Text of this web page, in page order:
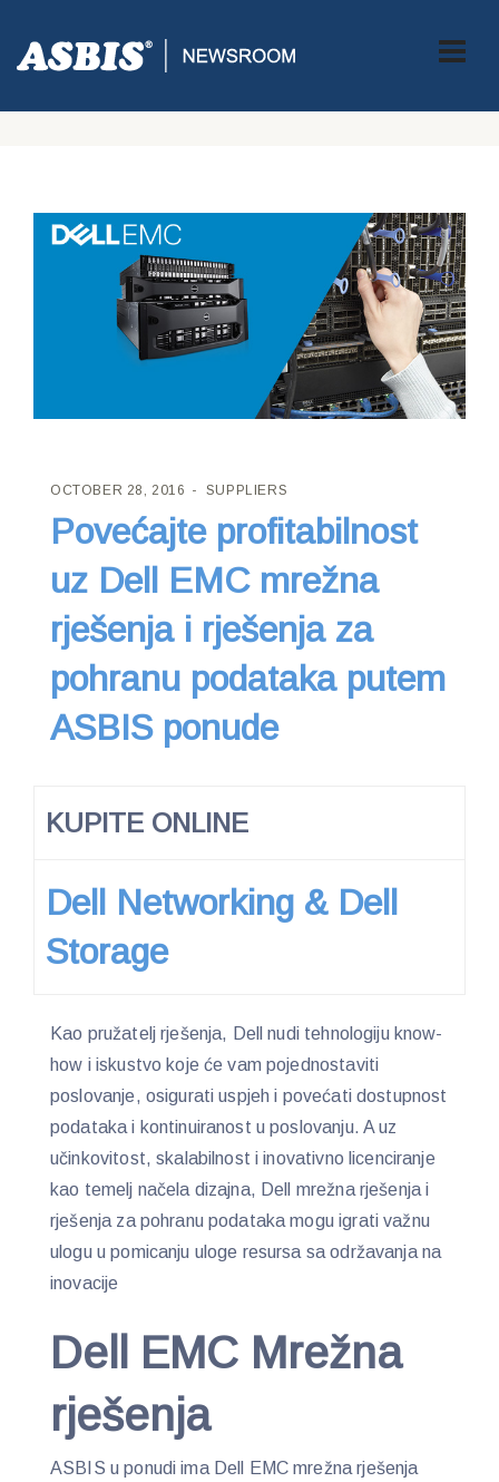
ASBIS CROATIA> SUPPLIERS> POVEĆAJTE PROFITABILNOST
UZ DELL EMC MREŽNA RJEŠENJA I RJEŠENJA ZA POHRANU
OCTOBER 28, 2016 SUPPLIERS
Povećajte profitabilnost
uz Dell EMC mrežna
rješenja i rješenja za
pohranu podataka putem
ASBIS ponude
KUPITE ONLINE
Dell Networking & Dell
Storage
Kao pružatelj rješenja, Dell nudi tehnologiju know-
how i iskustvo koje će vam pojednostaviti
poslovanje, osigurati uspjeh i povećati dostupnost
podataka i kontinuiranost u poslovanju. A uz
učinkovitost, skalabilnost i inovativno licenciranje
kao temelj načela dizajna, Dell mrežna rješenja i
rješenja za pohranu podataka mogu igrati važnu
ulogu u pomicanju uloge resursa sa održavanja na
inovacije
Dell EMC Mrežna
rješenja
ASBIS u ponudi ima Dell EMC mrežna rješenja